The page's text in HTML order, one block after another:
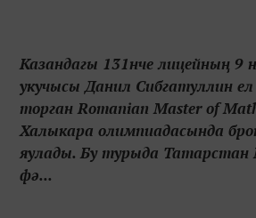
Казандагы 131нче лицейның 9
укучысы Данил Сибгатуллин ел
торган Romanian Master of
Халыкара олимпиадасында
яулады. Бу турыда
фә...